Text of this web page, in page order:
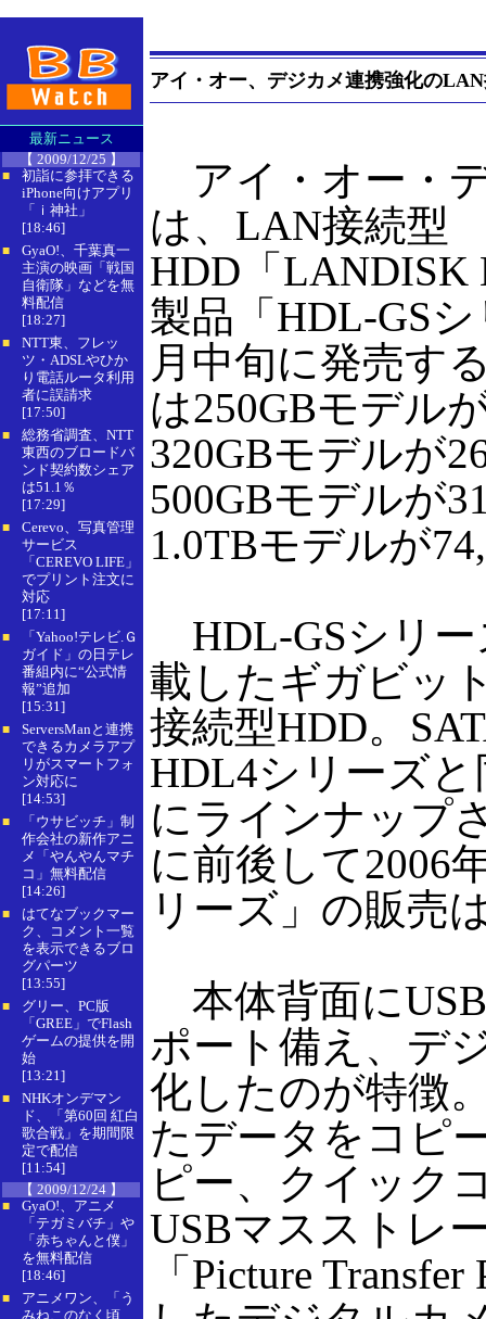
最新ニュース
【 2009/12/25 】
■
初詣に参拝できる
iPhone向けアプリ
「ｉ神社」
[18:46]
■
GyaO!、千葉真一
主演の映画「戦国
自衛隊」などを無
料配信
[18:27]
■
NTT東、フレッ
ツ・ADSLやひか
り電話ルータ利用
者に誤請求
[17:50]
■
総務省調査、NTT
東西のブロードバ
ンド契約数シェア
は51.1％
[17:29]
■
Cerevo、写真管理
サービス
「CEREVO LIFE」
でプリント注文に
対応
[17:11]
■
「Yahoo!テレビ.Ｇ
ガイド」の日テレ
番組内に“公式情
報”追加
[15:31]
■
ServersManと連携
できるカメラアプ
リがスマートフォ
ン対応に
[14:53]
■
「ウサビッチ」制
作会社の新作アニ
メ「やんやんマチ
コ」無料配信
[14:26]
■
はてなブックマー
ク、コメント一覧
を表示できるブロ
グパーツ
[13:55]
■
グリー、PC版
「GREE」でFlash
ゲームの提供を開
始
[13:21]
■
NHKオンデマン
ド、「第60回 紅白
歌合戦」を期間限
定で配信
[11:54]
【 2009/12/24 】
■
GyaO!、アニメ
「テガミバチ」や
「赤ちゃんと僕」
を無料配信
[18:46]
■
アニメワン、「う
みねこのなく頃
アイ・オー、デジカメ連携強化の
アイ・オー・
は、LAN接続型
HDD「LANDISK
製品「HDL-GS
月中旬に発売す
は250GBモデル
320GBモデルが
500GBモデルが
1.0TBモデルが
HDL-GSシリー
載したギガビッ
接続型HDD。
HDL4シリーズ
にラインナップ
に前後して2006
リーズ」の販売
本体背面に
ポート備え、デ
化したのが特徴
たデータをコピ
ピー、クイック
USBマスストレ
「Picture